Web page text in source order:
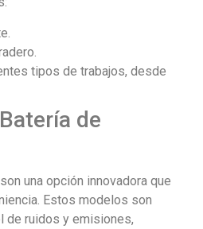
tipos de trabajos, desde
de
una opción innovadora que
Estos modelos son
de ruidos y emisiones,